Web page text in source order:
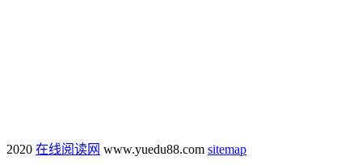
2020 在线阅读网 www.yuedu88.com sitemap